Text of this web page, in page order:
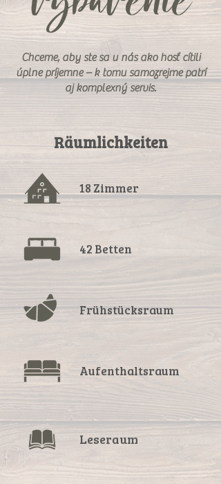
Chceme, aby ste sa u nás ako hosť cítili
úplne príjemne – k tomu samozrejme patrí
aj komplexný servis.
Räumlichkeiten
18 Zimmer
42 Betten
Frühstücksraum
Aufenthaltsraum
Leseraum